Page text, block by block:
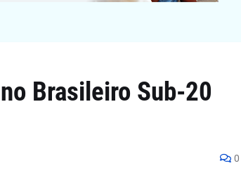
Brasileiro Sub-20
0